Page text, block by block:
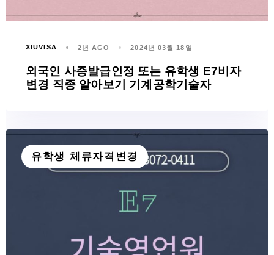
XIUVISA 2년 AGO 2024년 03월 18일
외국인 사증발급인정 또는 유학생 E7비자
변경 직종 알아보기 기계공학기술자
유학생 체류자격변경